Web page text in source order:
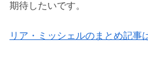
期待したいです。
リア・ミッシェルのまとめ記事